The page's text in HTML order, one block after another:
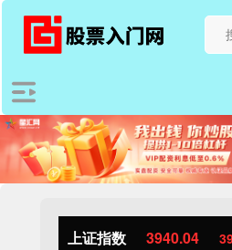
上证指数 3940.04